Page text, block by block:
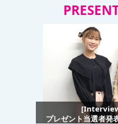
プレゼント当選者発